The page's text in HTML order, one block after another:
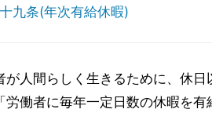
九条(年次有給休暇)
が人間らしく生きるために、休
労働者に毎年一定日数の休暇を